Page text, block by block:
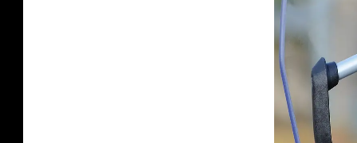
I
m
a
g